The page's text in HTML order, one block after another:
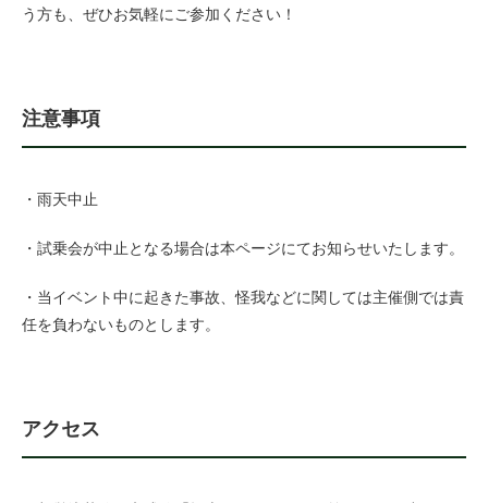
う方も、ぜひお気軽にご参加ください！
注意事項
・雨天中止
・試乗会が中止となる場合は本ページにてお知らせいたします。
・当イベント中に起きた事故、怪我などに関しては主催側では責
任を負わないものとします。
アクセス